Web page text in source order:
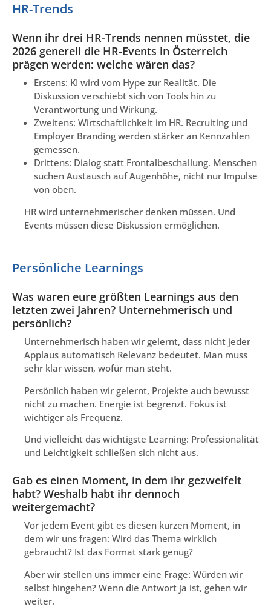
HR-Trends
Wenn ihr drei HR-Trends nennen müsstet, die
2026 generell die HR-Events in Österreich
prägen werden: welche wären das?
Erstens: KI wird vom Hype zur Realität. Die
Diskussion verschiebt sich von Tools hin zu
Verantwortung und Wirkung.
Zweitens: Wirtschaftlichkeit im HR. Recruiting und
Employer Branding werden stärker an Kennzahlen
gemessen.
Drittens: Dialog statt Frontalbeschallung. Menschen
suchen Austausch auf Augenhöhe, nicht nur Impulse
von oben.
HR wird unternehmerischer denken müssen. Und
Events müssen diese Diskussion ermöglichen.
Persönliche Learnings
Was waren eure größten Learnings aus den
letzten zwei Jahren? Unternehmerisch und
persönlich?
Unternehmerisch haben wir gelernt, dass nicht jeder
Applaus automatisch Relevanz bedeutet. Man muss
sehr klar wissen, wofür man steht.
Persönlich haben wir gelernt, Projekte auch bewusst
nicht zu machen. Energie ist begrenzt. Fokus ist
wichtiger als Frequenz.
Und vielleicht das wichtigste Learning: Professionalität
und Leichtigkeit schließen sich nicht aus.
Gab es einen Moment, in dem ihr gezweifelt
habt? Weshalb habt ihr dennoch
weitergemacht?
Vor jedem Event gibt es diesen kurzen Moment, in
dem wir uns fragen: Wird das Thema wirklich
gebraucht? Ist das Format stark genug?
Aber wir stellen uns immer eine Frage: Würden wir
selbst hingehen? Wenn die Antwort ja ist, gehen wir
weiter.